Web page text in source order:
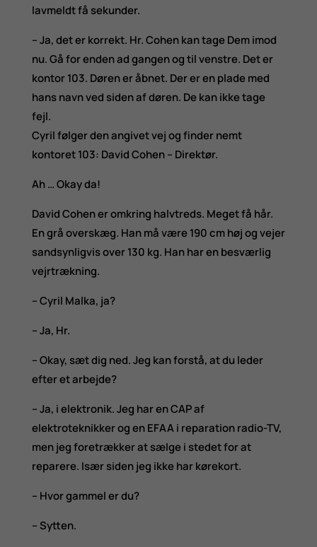
lavmeldt få sekunder.
– Ja, det er korrekt. Hr. Cohen kan tage Dem imod
nu. Gå for enden ad gangen og til venstre. Det er
kontor 103. Døren er åbnet. Der er en plade med
hans navn ved siden af døren. De kan ikke tage
fejl.
Cyril følger den angivet vej og finder nemt
kontoret 103: David Cohen – Direktør.
Ah … Okay da!
David Cohen er omkring halvtreds. Meget få hår.
En grå overskæg. Han må være 190 cm høj og vejer
sandsynligvis over 130 kg. Han har en besværlig
vejrtrækning.
– Cyril Malka, ja?
– Ja, Hr.
– Okay, sæt dig ned. Jeg kan forstå, at du leder
efter et arbejde?
– Ja, i elektronik. Jeg har en CAP af
elektroteknikker og en EFAA i reparation radio-TV,
men jeg foretrækker at sælge i stedet for at
reparere. Især siden jeg ikke har kørekort.
– Hvor gammel er du?
– Sytten.